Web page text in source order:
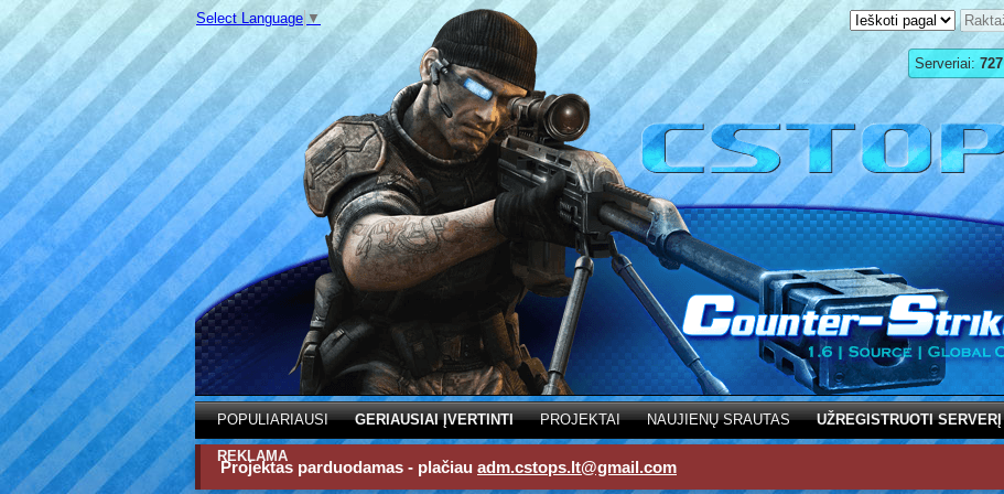
Select Language ▼
Serveriai: 727
POPULIARIAUSI GERIAUSIAI ĮVERTINTI PROJEKTAI NAUJIENŲ SRAUTAS UŽREGISTRUOTI SERVERĮ
REKLAMA
Projektas parduodamas - plačiau adm.cstops.lt@gmail.com